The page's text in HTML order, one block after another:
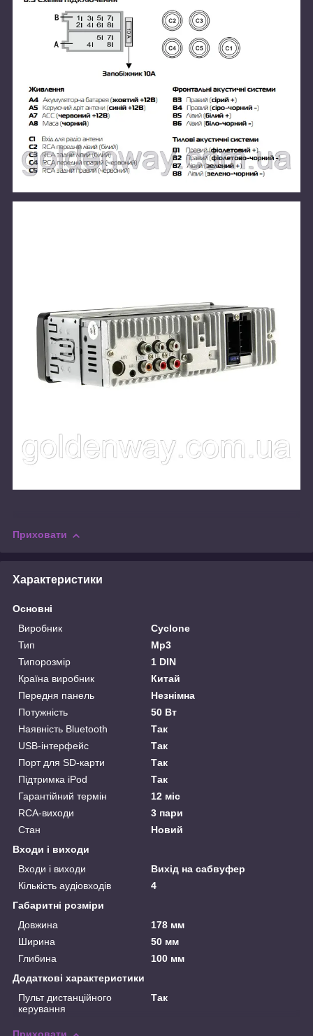
Приховати
Характеристики
Основні
Виробник
Cyclone
Тип
Mp3
Типорозмір
1 DIN
Країна виробник
Китай
Передня панель
Незнімна
Потужність
50 Вт
Наявність Bluetooth
Так
USB-інтерфейс
Так
Порт для SD-карти
Так
Підтримка iPod
Так
Гарантійний термін
12 міс
RCA-виходи
3 пари
Стан
Новий
Входи і виходи
Входи і виходи
Вихід на сабвуфер
Кількість аудіовходів
4
Габаритні розміри
Довжина
178 мм
Ширина
50 мм
Глибина
100 мм
Додаткові характеристики
Пульт дистанційного
керування
Так